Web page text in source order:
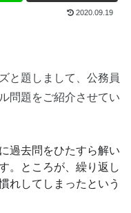
2020.09.19
と題しまして、公務員
問題をご紹介させてい
過去問をひたすら解い
。ところが、繰り返し
れしてしまったという